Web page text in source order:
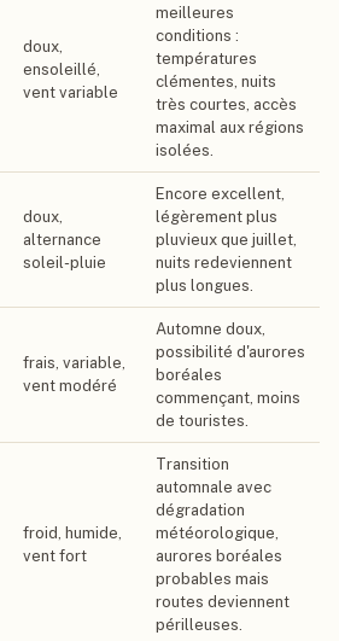
doux,
ensoleillé,
vent variable
meilleures
conditions :
températures
clémentes, nuits
très courtes, accès
maximal aux régions
isolées.
doux,
alternance
soleil-pluie
Encore excellent,
légèrement plus
pluvieux que juillet,
nuits redeviennent
plus longues.
frais, variable,
vent modéré
Automne doux,
possibilité d'aurores
boréales
commençant, moins
de touristes.
froid, humide,
vent fort
Transition
automnale avec
dégradation
météorologique,
aurores boréales
probables mais
routes deviennent
périlleuses.